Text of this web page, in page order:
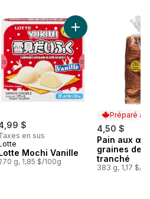
Tartelettes aux œufs style portugais
$
en sus
Mochi Vanille
g, 1,85 $/100g
Ajouter Lotte
Préparé au
4,50 $
Préparé au
Pain aux
graines de
tranché
383 g, 1,17 $/